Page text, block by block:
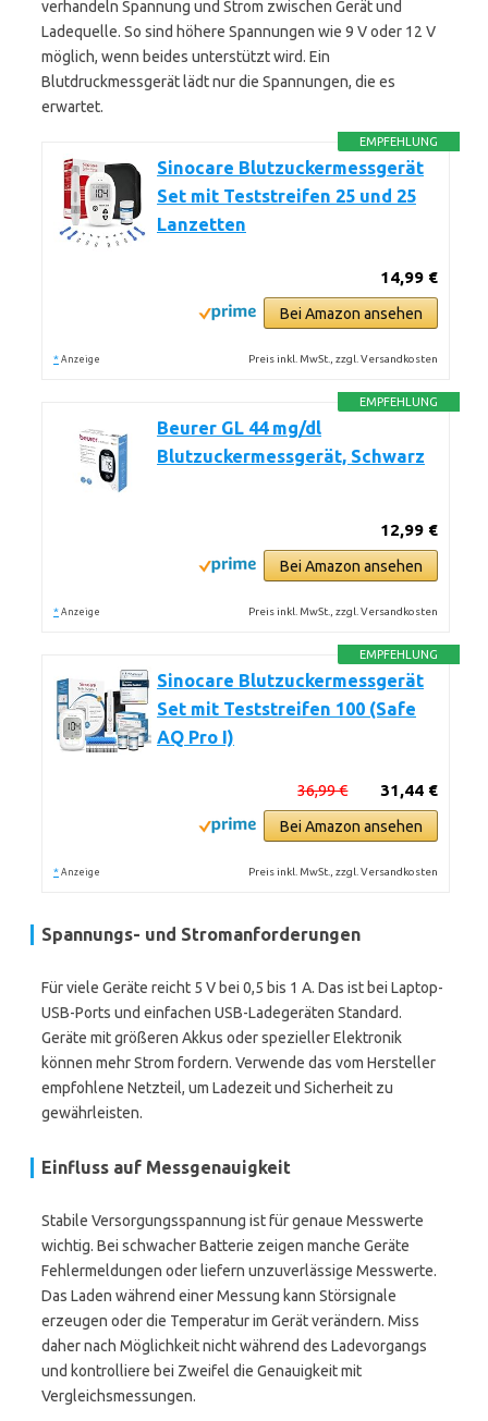
verhandeln Spannung und Strom zwischen Gerät und
Ladequelle. So sind höhere Spannungen wie 9 V oder 12 V
möglich, wenn beides unterstützt wird. Ein
Blutdruckmessgerät lädt nur die Spannungen, die es
erwartet.
EMPFEHLUNG
Sinocare Blutzuckermessgerät
Set mit Teststreifen 25 und 25
Lanzetten
14,99 €
Bei Amazon ansehen
* Anzeige Preis inkl. MwSt., zzgl. Versandkosten
EMPFEHLUNG
Beurer GL 44 mg/dl
Blutzuckermessgerät, Schwarz
12,99 €
Bei Amazon ansehen
* Anzeige Preis inkl. MwSt., zzgl. Versandkosten
EMPFEHLUNG
Sinocare Blutzuckermessgerät
Set mit Teststreifen 100 (Safe
AQ Pro I)
31,44 €
36,99 €
Bei Amazon ansehen
* Anzeige Preis inkl. MwSt., zzgl. Versandkosten
Spannungs- und Stromanforderungen
Für viele Geräte reicht 5 V bei 0,5 bis 1 A. Das ist bei Laptop-
USB-Ports und einfachen USB-Ladegeräten Standard.
Geräte mit größeren Akkus oder spezieller Elektronik
können mehr Strom fordern. Verwende das vom Hersteller
empfohlene Netzteil, um Ladezeit und Sicherheit zu
gewährleisten.
Einfluss auf Messgenauigkeit
Stabile Versorgungsspannung ist für genaue Messwerte
wichtig. Bei schwacher Batterie zeigen manche Geräte
Fehlermeldungen oder liefern unzuverlässige Messwerte.
Das Laden während einer Messung kann Störsignale
erzeugen oder die Temperatur im Gerät verändern. Miss
daher nach Möglichkeit nicht während des Ladevorgangs
und kontrolliere bei Zweifel die Genauigkeit mit
Vergleichsmessungen.